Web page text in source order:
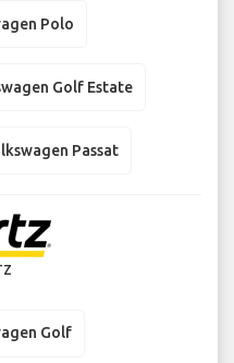
Polo
Golf Estate
Passat
Golf